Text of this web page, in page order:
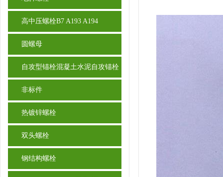
高中压螺栓B7 A193 A194
圆螺母
自攻型锚栓混凝土水泥自攻锚栓
非标件
热镀锌螺栓
双头螺栓
钢结构螺栓